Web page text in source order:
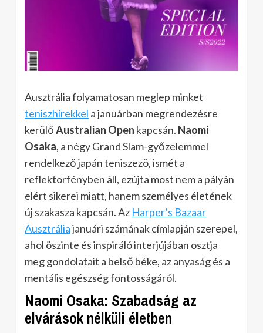
Ausztrália folyamatosan meglep minket
teniszhírekkel a januárban megrendezésre
kerülőAustralian Open kapcsán. Naomi
Osaka, a négy Grand Slam-győzelemmel
rendelkező japán teniszezö, ismét a
reflektorfényben áll, ezújta most nem a pályán
elért sikerei miatt, hanem személyes életének
új szakasza kapcsán. Az Harper’s Bazaar
Ausztráliajanuári számának címlapján szerepel,
ahol öszinte és inspiráló interjújában osztja
meg gondolatait a belső béke, az anyaság és a
mentális egészség fontosságáról.
Naomi Osaka: Szabadság az
elvárások nélküli életben